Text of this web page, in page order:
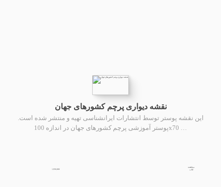
نقشه دیواری پرچم کشورهای جهان
این نقشه پوستر توسط انتشارات ایرانشناسی تهیه و منتشر شده است.
پوستر آموزشی پرچم کشورهای جهان در اندازه 100x70 …
1,950,000
مشاهده
کتاب